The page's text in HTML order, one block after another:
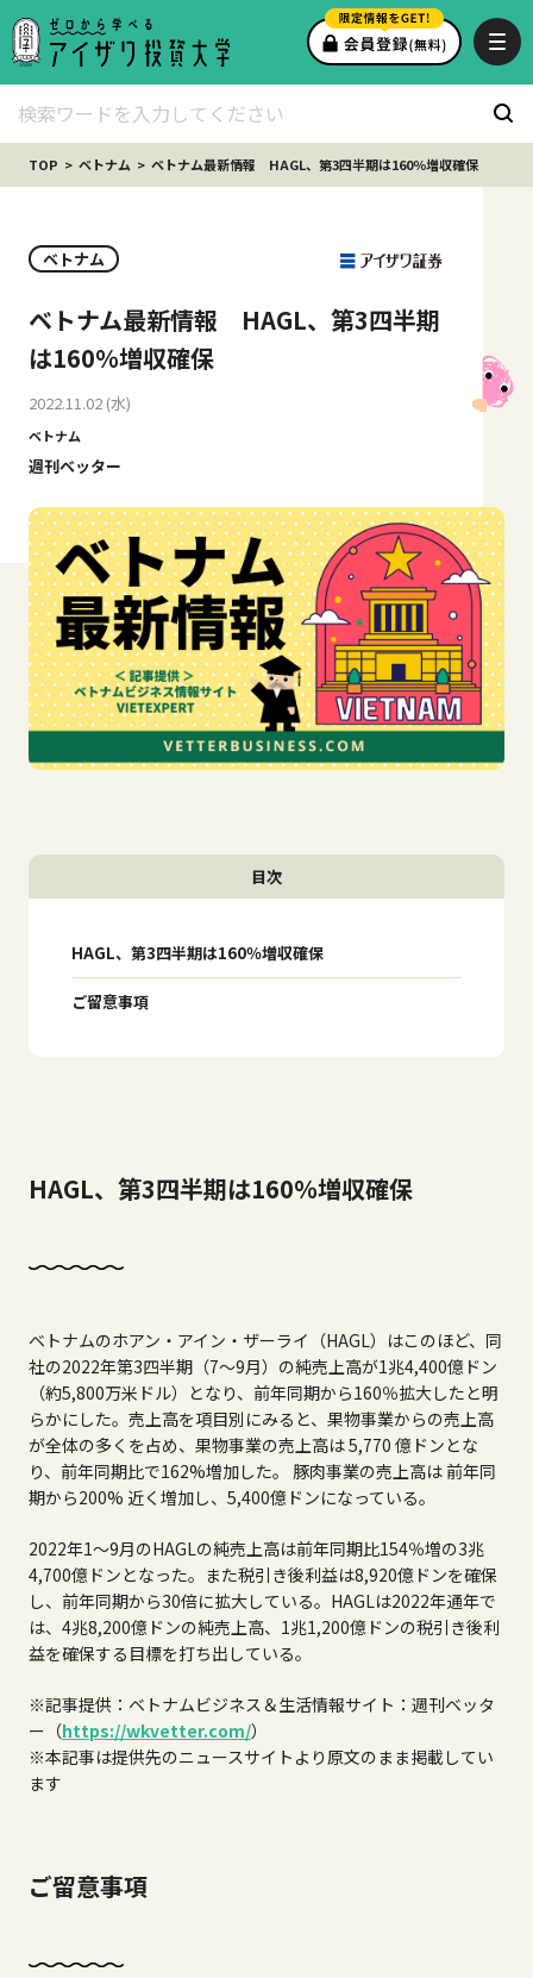
TOP ベトナム ベトナム最新情報 HAGL、第3四半期は160％増収確保
ベトナム
ベトナム最新情報 HAGL、第3四半期
は160％増収確保
2022.11.02 (水)
ベトナム
週刊ベッター
目次
HAGL、第3四半期は160％増収確保
ご留意事項
HAGL、第3四半期は160％増収確保
ベトナムのホアン・アイン・ザーライ（HAGL）はこのほど、同
社の2022年第3四半期（7～9月）の純売上高が1兆4,400億ドン
（約5,800万米ドル）となり、前年同期から160％拡大したと明
らかにした。売上高を項目別にみると、果物事業からの売上高
が全体の多くを占め、果物事業の売上高は5,770 億ドンとな
り、前年同期比で162%増加した。 豚肉事業の売上高は 前年同
期から200% 近く増加し、 5,400億ドンになっている。
2022年1～9月のHAGLの純売上高は前年同期比154％増の3兆
4,700億ドンとなった。また税引き後利益は8,920億ドンを確保
し、前年同期から30倍に拡大している。 HAGLは2022年通年で
は、 4兆8,200億ドンの純売上高、 1兆1,200億ドンの税引き後利
益を確保する目標を打ち出している。
※記事提供：ベトナムビジネス＆生活情報サイト：週刊ベッタ
ー（https://wkvetter.com/）
※本記事は提供先のニュースサイトより原文のまま掲載してい
ます
ご留意事項